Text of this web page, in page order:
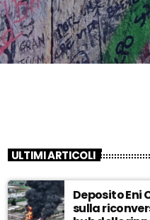
ULTIMI ARTICOLI
Deposito Eni
sulla